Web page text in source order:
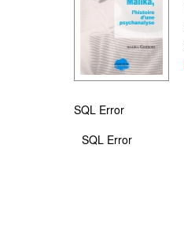
SQL Error
SQL Error